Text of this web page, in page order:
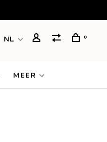
NL 0
MEER